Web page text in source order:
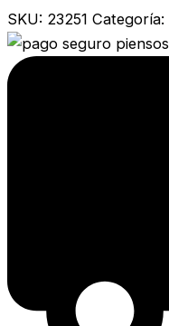
SKU: 23251 Categoría: